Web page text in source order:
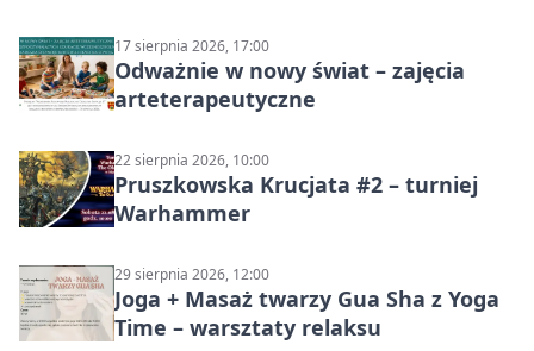
17 sierpnia 2026, 17:00
Odważnie w nowy świat – zajęcia
arteterapeutyczne
22 sierpnia 2026, 10:00
Pruszkowska Krucjata #2 – turniej
Warhammer
29 sierpnia 2026, 12:00
Joga + Masaż twarzy Gua Sha z Yoga
Time – warsztaty relaksu